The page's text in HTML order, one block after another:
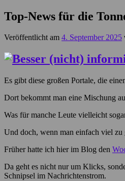
Top-News für die
Veröffentlicht am 4. September 2025
Es gibt diese großen Portale, die
Dort bekommt man eine Mischung
Was für manche Leute vielleicht
Und doch, wenn man einfach viel zu
Früher hatte ich hier im Blog den
Da geht es nicht nur um Klicks,
Schnipsel im Nachrichtenstrom.